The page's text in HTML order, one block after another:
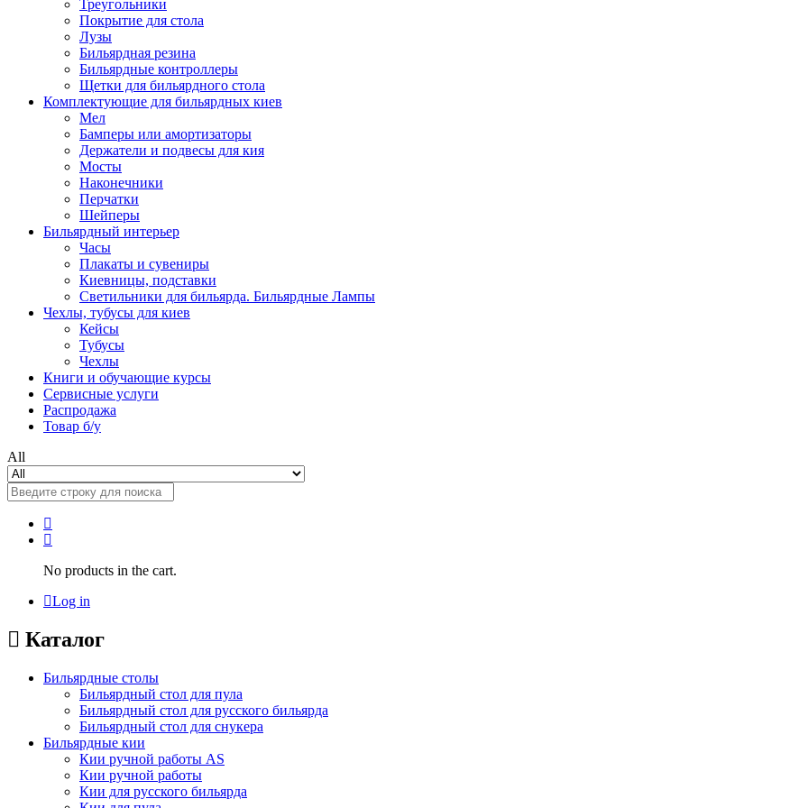
Треугольники
Покрытие для стола
Лузы
Бильярдная резина
Бильярдные контроллеры
Щетки для бильярдного стола
Комплектующие для бильярдных киев
Мел
Бамперы или амортизаторы
Держатели и подвесы для кия
Мосты
Наконечники
Перчатки
Шейперы
Бильярдный интерьер
Часы
Плакаты и сувениры
Киевницы, подставки
Светильники для бильярда. Бильярдные Лампы
Чехлы, тубусы для киев
Кейсы
Тубусы
Чехлы
Книги и обучающие курсы
Сервисные услуги
Распродажа
Товар б/у
All
No products in the cart.
Log in
Каталог
Бильярдные столы
Бильярдный стол для пула
Бильярдный стол для русского бильярда
Бильярдный стол для снукера
Бильярдные кии
Кии ручной работы AS
Кии ручной работы
Кии для русского бильярда